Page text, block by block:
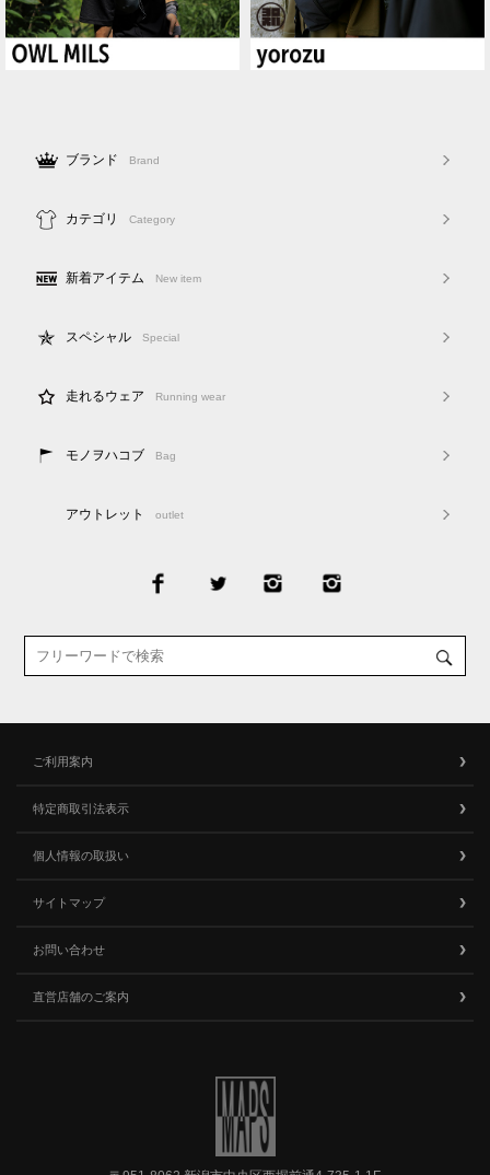
ブランド Brand
カテゴリ Category
新着アイテム New item
スペシャル Special
走れるウェア Running wear
モノヲハコブ Bag
アウトレット outlet
ご利用案内
特定商取引法表示
個人情報の取扱い
サイトマップ
お問い合わせ
直営店舗のご案内